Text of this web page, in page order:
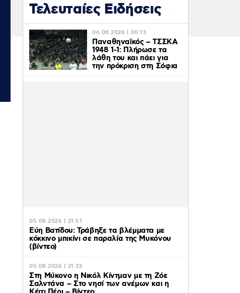
Τελευταίες Ειδήσεις
06.08.2026 | 00:13
Παναθηναϊκός – ΤΣΣΚΑ
1948 1-1: Πλήρωσε τα
λάθη του και πάει για
την πρόκριση στη Σόφια
05.08.2026 | 21:51
Εύη Βατίδου: Τράβηξε τα βλέμματα με
κόκκινο μπικίνι σε παραλία της Μυκόνου
(βίντεο)
05.08.2026 | 21:32
Στη Μύκονο η Νικόλ Κίντμαν με τη Ζόε
Σαλντάνα – Στο νησί των ανέμων και η